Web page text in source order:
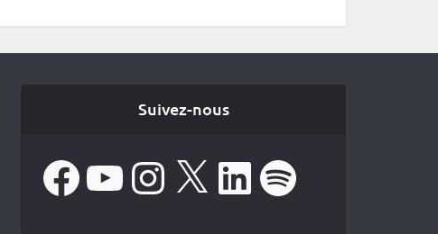
Suivez-nous
FacebookYouTube Instagram
X LinkedIn Spotify